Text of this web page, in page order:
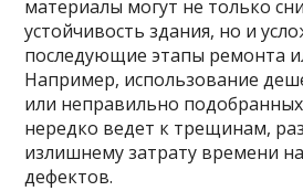
материалы могут не только
устойчивость здания, но и
последующие этапы ремонта
Например, использование
или неправильно
нередко ведет к трещинам,
излишнему затрату времени
дефектов.